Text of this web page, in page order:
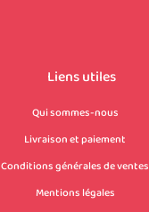
Liens utiles
Qui sommes-nous
Livraison et paiement
Conditions générales de ventes
Mentions légales